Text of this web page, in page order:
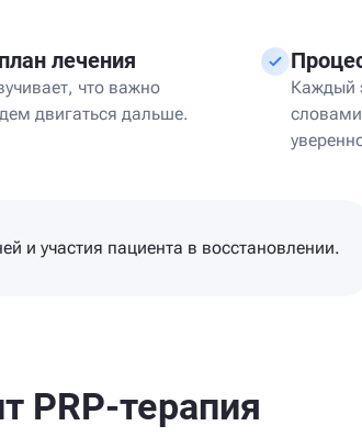
лечения
что важно
двигаться дальше.
Каждый
и участия пациента в восстановлении.
PRP-терапия